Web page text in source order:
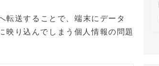
転送することで、端末にデータ
映り込んでしまう個人情報の問題